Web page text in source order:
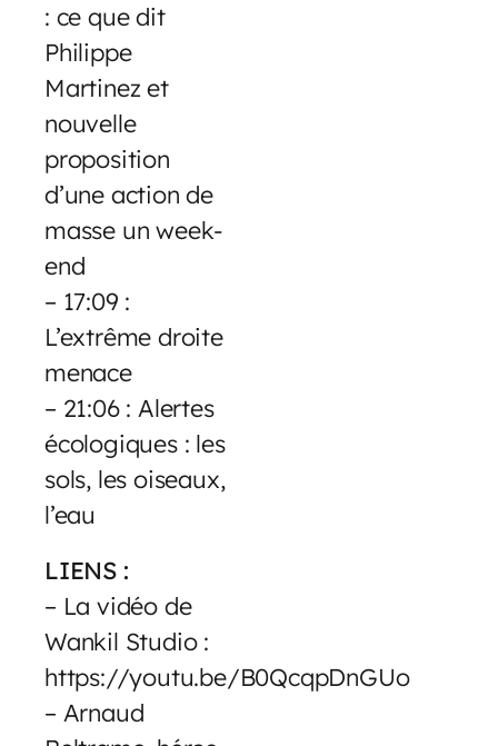
: ce que dit
Philippe
Martinez et
nouvelle
proposition
d’une action de
masse un week-
end
– 17:09 :
L’extrême droite
menace
– 21:06 : Alertes
écologiques : les
sols, les oiseaux,
l’eau
LIENS :
– La vidéo de
Wankil Studio :
https://youtu.be/B0QcqpDnGUo
– Arnaud